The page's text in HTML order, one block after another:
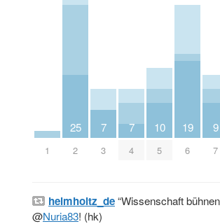
1
25
2
7
3
7
4
10
5
19
6
9
7
helmholtz_de“Wissenschaft
@Nuria83! (hk)